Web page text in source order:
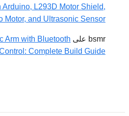
Arduino, L293D Motor Shield,
Motor, and Ultrasonic Sensor
bsmr على Arm with Bluetooth
Complete Build Guide